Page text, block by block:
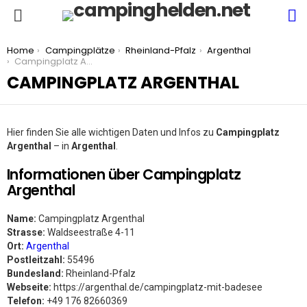
You are here:
Home Campingplätze Rheinland-Pfalz
Argenthal
Campingplatz Argenthal
CAMPINGPLATZ ARGENTHAL
Hier finden Sie alle wichtigen Daten und Infos zu Campingplatz
Argenthal – in Argenthal
Informationen über Campingplatz
Argenthal
Name: Campingplatz Argenthal
Strasse: Waldseestraße 4-11
Ort: Argenthal
Postleitzahl: 55496
Bundesland: Rheinland-Pfalz
Webseite: https://argenthal.de/campingplatz-mit-badesee
Telefon: +49 176 82660369